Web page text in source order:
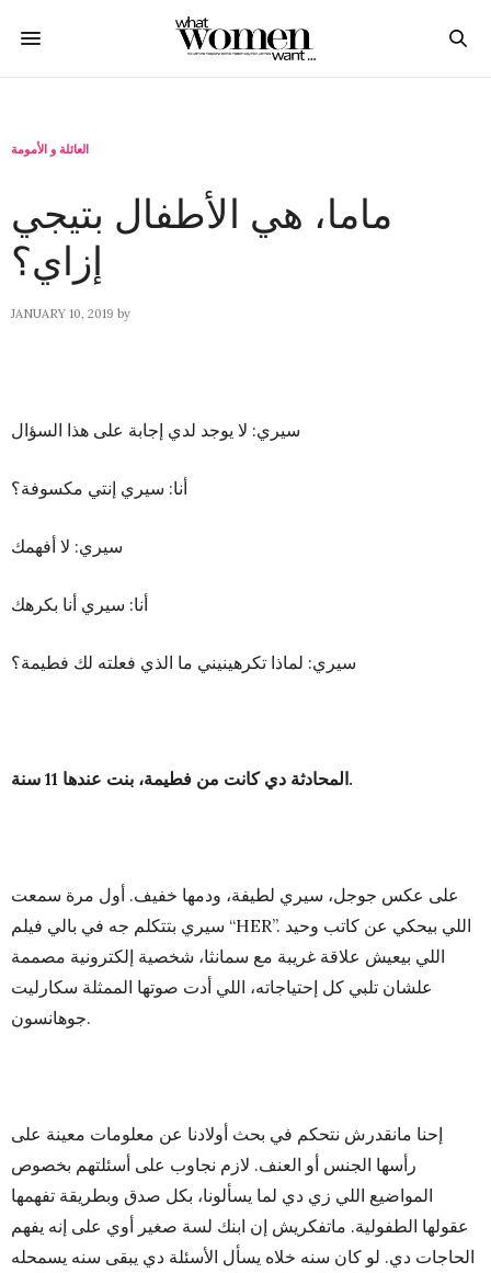
العائلة و الأمومة
ماما، هي الأطفال بتيجي
إزاي؟
JANUARY 10, 2019 by
سيري: لا يوجد لدي إجابة على هذا السؤال
أنا: سيري إنتي مكسوفة؟
سيري: لا أفهمك
أنا: سيري أنا بكرهك
سيري: لماذا تكرهينيني ما الذي فعلته لك فطيمة؟
المحادثة دي كانت من فطيمة، بنت عندها 11 سنة .
على عكس جوجل، سيري لطيفة، ودمها خفيف. أول مرة سمعت
سيري بتتكلم جه في بالي فيلم “HER”. اللي بيحكي عن كاتب وحيد
اللي بيعيش علاقة غريبة مع سمانثا، شخصية إلكترونية مصممة
علشان تلبي كل إحتياجاته، اللي أدت صوتها الممثلة سكارليت
جوهانسون.
إحنا مانقدرش نتحكم في بحث أولادنا عن معلومات معينة على
رأسها الجنس أو العنف. لازم نجاوب على أسئلتهم بخصوص
المواضيع اللي زي دي لما يسألونا، بكل صدق وبطريقة تفهمها
عقولها الطفولية. ماتفكريش إن ابنك لسة صغير أوي على إنه يفهم
الحاجات دي. لو كان سنه خلاه يسأل الأسئلة دي يبقى سنه يسمحله